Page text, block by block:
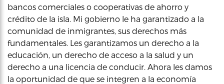
bancos comerciales o cooperativas de ahorro y
crédito de la isla. Mi gobierno le ha garantizado a la
comunidad de inmigrantes, sus derechos más
fundamentales. Les garantizamos un derecho a la
educación, un derecho de acceso a la salud y un
derecho a una licencia de conducir. Ahora les damos
la oportunidad de que se integren a la economía